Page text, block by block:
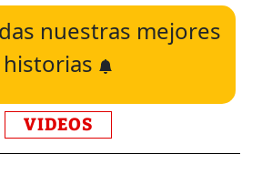
nuestras mejores
historias
VIDEOS